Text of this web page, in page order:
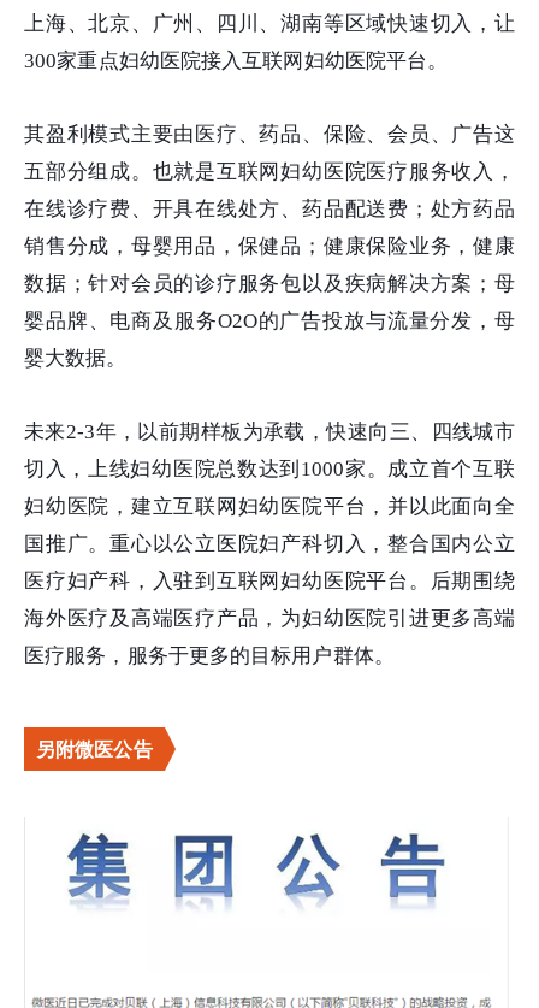
上海、北京、广州、四川、湖南等区域快速切入，让
300家重点妇幼医院接入互联网妇幼医院平台。
其盈利模式主要由医疗、药品、保险、会员、广告这
五部分组成。也就是互联网妇幼医院医疗服务收入，
在线诊疗费、开具在线处方、药品配送费；处方药品
销售分成，母婴用品，保健品；健康保险业务，健康
数据；针对会员的诊疗服务包以及疾病解决方案；母
婴品牌、电商及服务O2O的广告投放与流量分发，母
婴大数据。
未来2-3年，以前期样板为承载，快速向三、四线城市
切入，上线妇幼医院总数达到1000家。成立首个互联
妇幼医院，建立互联网妇幼医院平台，并以此面向全
国推广。重心以公立医院妇产科切入，整合国内公立
医疗妇产科，入驻到互联网妇幼医院平台。后期围绕
海外医疗及高端医疗产品，为妇幼医院引进更多高端
医疗服务，服务于更多的目标用户群体。
另附微医公告